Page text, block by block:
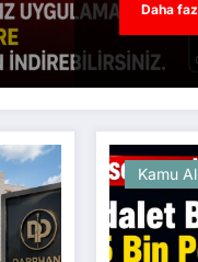
Daha
Kamu